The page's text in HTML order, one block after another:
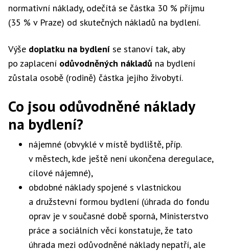
normativní náklady, odečítá se částka 30 % příjmu
(35 % v Praze) od skutečných nákladů na bydlení.
Výše doplatku na bydlení se stanoví tak, aby
po zaplacení odůvodněných nákladů na bydlení
zůstala osobě (rodině) částka jejího živobytí.
Co jsou odůvodněné náklady
na bydlení?
nájemné (obvyklé v místě bydliště, příp.
v městech, kde ještě není ukončena deregulace,
cílové nájemné),
obdobné náklady spojené s vlastnickou
a družstevní formou bydlení (úhrada do fondu
oprav je v současné době sporná, Ministerstvo
práce a sociálních věcí konstatuje, že tato
úhrada mezi odůvodněné náklady nepatří, ale